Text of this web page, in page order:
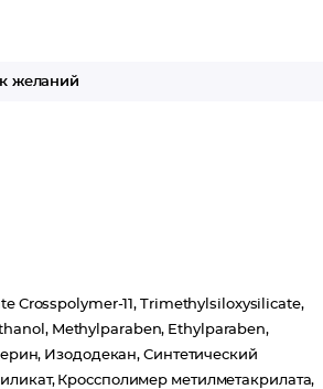
желаний
Crosspolymer-11, Trimethylsiloxysilicate,
Methylparaben, Ethylparaben,
Изододекан, Синтетический
Кроссполимер метилметакрилата,